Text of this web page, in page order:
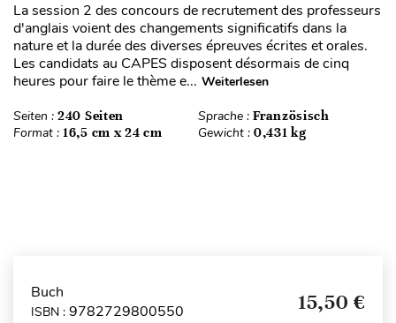
La session 2 des concours de recrutement des professeurs
d'anglais voient des changements significatifs dans la
nature et la durée des diverses épreuves écrites et orales.
Les candidats au CAPES disposent désormais de cinq
heures pour faire le thème e... Weiterlesen
Seiten : 240 Seiten Sprache : Französisch
Format : 16,5 cm x 24 cm Gewicht : 0,431 kg
Buch
ISBN : 9782729800550 15,50 €